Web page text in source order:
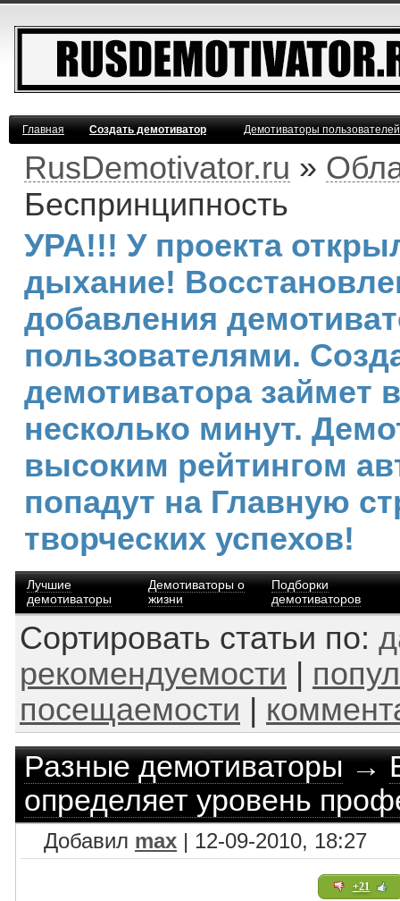
Главная Создать демотиватор Демотиваторы
RusDemotivator.ru »
Беспринципность
УРА!!! У проекта
дыхание!
добавления
пользователями.
демотиватора займет
несколько минут.
высоким рейтингом
попадут на Главную
творческих успехов!
Лучшие
демотиваторы
Демотиваторы о
жизни
Подборки
демотиваторов
Сортировать статьи по:
рекомендуемости
посещаемости
Разные демотиваторы→
определяет уровень
Добавил max | 12-09-2010, 18:27
+21